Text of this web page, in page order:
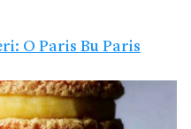
O Paris Bu Paris